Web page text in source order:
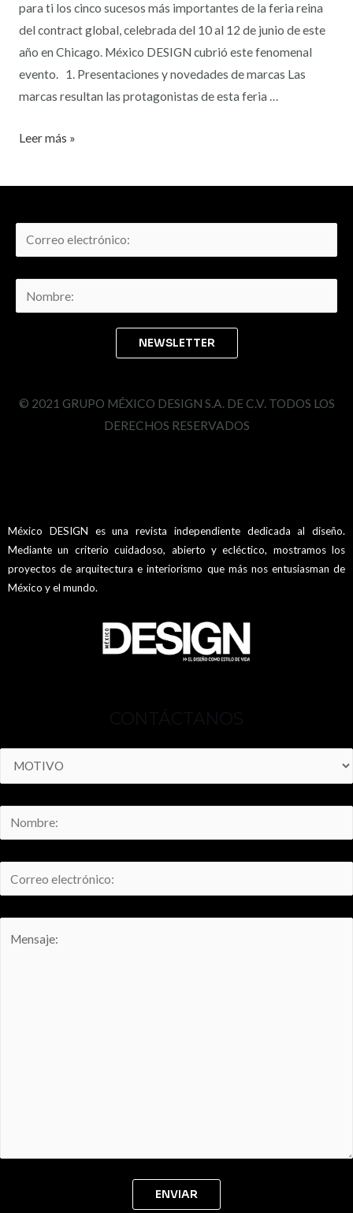
para ti los cinco sucesos más importantes de la feria reina
del contract global, celebrada del 10 al 12 de junio de este
año en Chicago. México DESIGN cubrió este fenomenal
evento. 1. Presentaciones y novedades de marcas Las
marcas resultan las protagonistas de esta feria …
Leer más »
© 2021 GRUPO MÉXICO DESIGN S.A. DE C.V. TODOS LOS
DERECHOS RESERVADOS
México DESIGN es una revista independiente dedicada al diseño.
Mediante un criterio cuidadoso, abierto y ecléctico, mostramos los
proyectos de arquitectura e interiorismo que más nos entusiasman de
México y el mundo.
CONTÁCTANOS